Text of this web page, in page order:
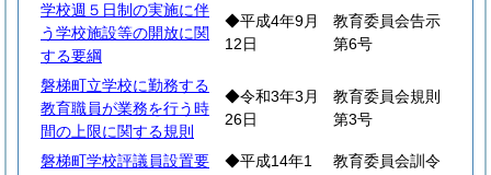
学校週５日制の実施に伴
う学校施設等の開放に関
する要綱
◆平成4年9月
12日
教育委員会告示
第6号
磐梯町立学校に勤務する
教育職員が業務を行う時
間の上限に関する規則
◆令和3年3月
26日
教育委員会規則
第3号
磐梯町学校評議員設置要
◆平成14年1
教育委員会訓令